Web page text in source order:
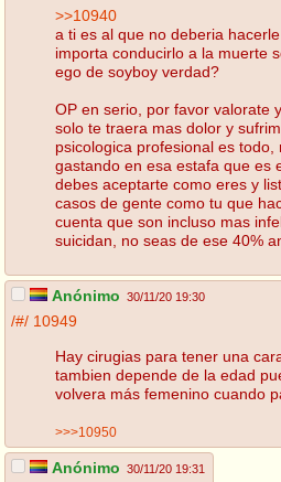
>>10940
a ti es al que no deberia
importa conducirlo a la muerte
ego de soyboy verdad?
OP en serio, por favor valorate
solo te traera mas dolor y
psicologica profesional es todo,
gastando en esa estafa que es
debes aceptarte como eres y
casos de gente como tu que
cuenta que son incluso mas
suicidan, no seas de ese 40%
Anónimo 30/11/20 19:30
/#/ 10949
Hay cirugias para tener una
tambien depende de la edad
volvera más femenino cuando
>>>10950
Anónimo 30/11/20 19:31